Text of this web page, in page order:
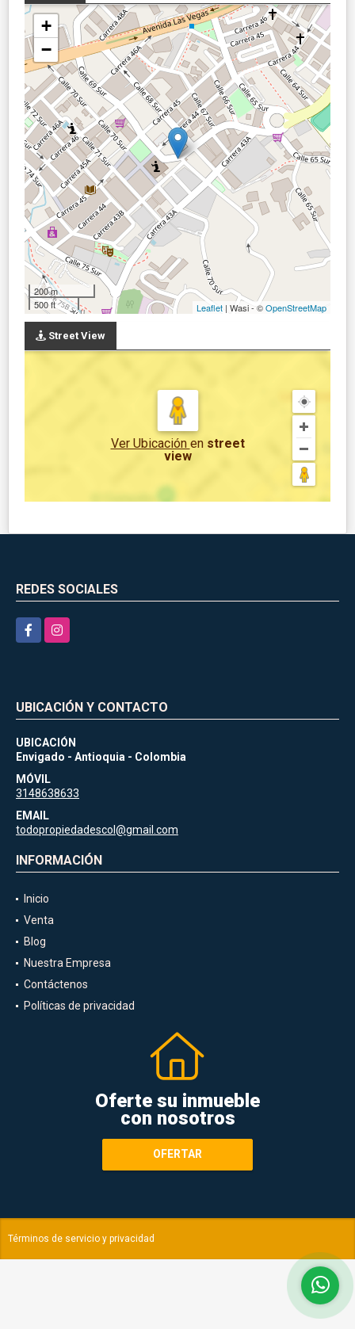
+
−
200 m
500 ft
Leaflet | Wasi - ©OpenStreetMap
Street View
Ver Ubicación en street
view
REDES SOCIALES
FacebookInstagram
UBICACIÓN Y CONTACTO
UBICACIÓN
Envigado - Antioquia - Colombia
MÓVIL
3148638633
EMAIL
todopropiedadescol@gmail.com
INFORMACIÓN
Inicio
Venta
Blog
Nuestra Empresa
Contáctenos
Políticas de privacidad
Oferte su inmueble
con nosotros
OFERTAR
Términos de servicio y privacidad